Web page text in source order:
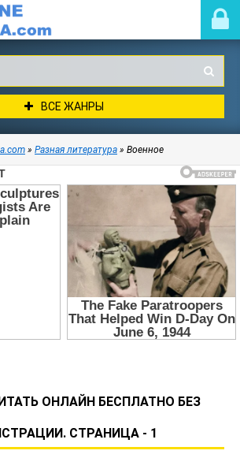
ВСЕ ЖАНРЫ
» Разная литература » Военное
ОНЛАЙН БЕСПЛАТНО БЕЗ
СТРАНИЦА - 1